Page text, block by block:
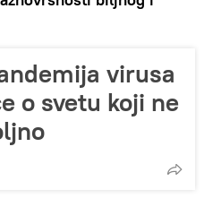
virusa
o svetu koji ne